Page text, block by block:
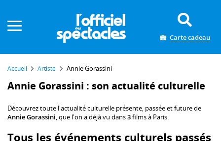
Carte cadeau
Accueil Artiste Annie Gorassini
Annie Gorassini : son actualité culturelle
Découvrez toute l'actualité culturelle présente, passée et future de
Annie Gorassini, que l'on a déjà vu dans3films à Paris.
Tous les événements culturels passés